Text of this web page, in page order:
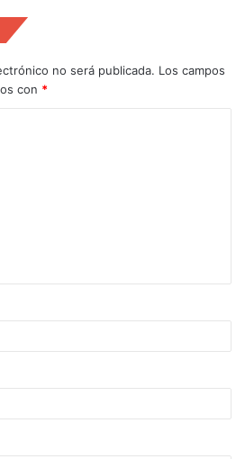
no será publicada. Los campos
con *